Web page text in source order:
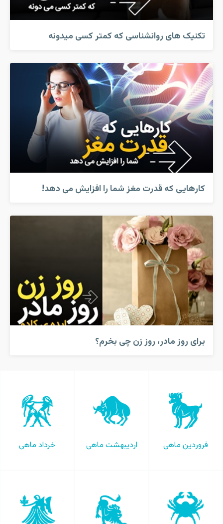
تکنیک های روانشناسی که کمتر کسی میدونه
کارهایی که قدرت مغز شما را افزایش می دهد!
برای روز مادر، روز زن چی بخرم؟
فروردین ماهی اردیبهشت ماهی خرداد ماهی